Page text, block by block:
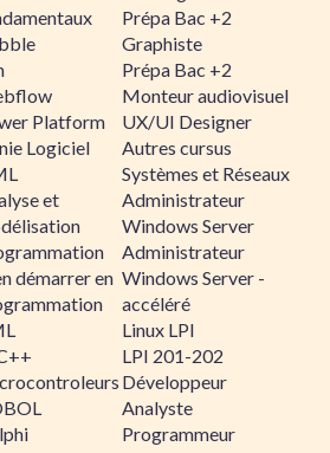
Platform
Logiciel
et
démarrer en
Prépa Bac +2
Graphiste
Prépa Bac +2
Monteur audiovisuel
UX/UI Designer
Autres cursus
Systèmes et Réseaux
Administrateur
Windows Server
Administrateur
Windows Server -
accéléré
Linux LPI
LPI 201-202
Développeur
Analyste
Programmeur